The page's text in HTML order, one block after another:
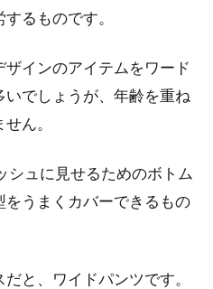
るものです。
インのアイテムをワード
でしょうが、年齢を重ね
ん。
シュに見せるためのボトム
をうまくカバーできるもの
と、ワイドパンツです。